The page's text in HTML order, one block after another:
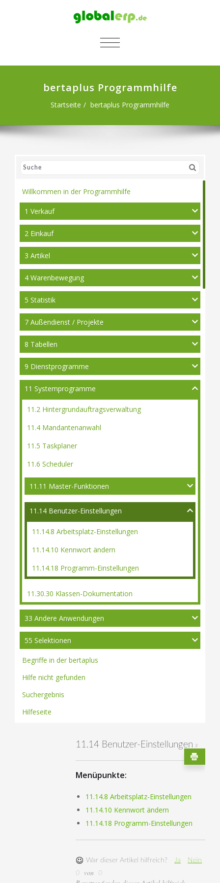
SCHALTE NAVIGATION
bertaplus Programmhilfe
Startseite bertaplus Programmhilfe
Willkommen in der Programmhilfe
1 Verkauf
2 Einkauf
3 Artikel
4 Warenbewegung
5 Statistik
7 Außendienst / Projekte
8 Tabellen
9 Dienstprogramme
11 Systemprogramme
11.2 Hintergrundauftragsverwaltung
11.4 Mandantenanwahl
11.5 Taskplaner
11.6 Scheduler
11.11 Master-Funktionen
11.14 Benutzer-Einstellungen
11.14.8 Arbeitsplatz-Einstellungen
11.14.10 Kennwort ändern
11.14.18 Programm-Einstellungen
11.30.30 Klassen-Dokumentation
33 Andere Anwendungen
55 Selektionen
Begriffe in der bertaplus
Hilfe nicht gefunden
Suchergebnis
Hilfeseite
11.14 Benutzer-Einstellungen #
Menüpunkte:
11.14.8 Arbeitsplatz-Einstellungen
11.14.10 Kennwort ändern
11.14.18 Programm-Einstellungen
War dieser Artikel hilfreich? Ja
Nein
0
von 0